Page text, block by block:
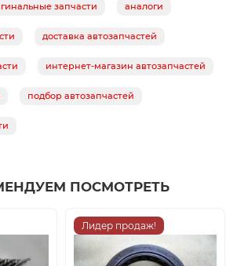
запчасти аналоги
доставка автозапчастей
интернет-магазин автозапчастей
подбор автозапчастей
ПОСМОТРЕТЬ
Лидер продаж!